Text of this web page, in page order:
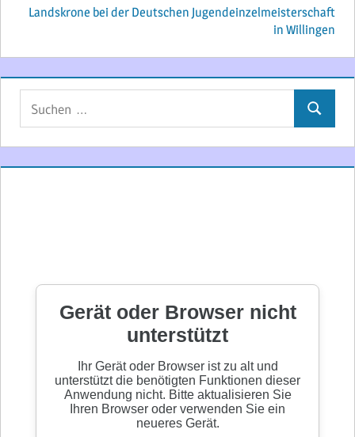
Landskrone bei der Deutschen Jugendeinzelmeisterschaft
in Willingen
Suchen